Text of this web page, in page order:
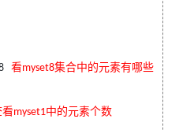
看myset8集合中的元素有哪些
看myset1中的元素个数